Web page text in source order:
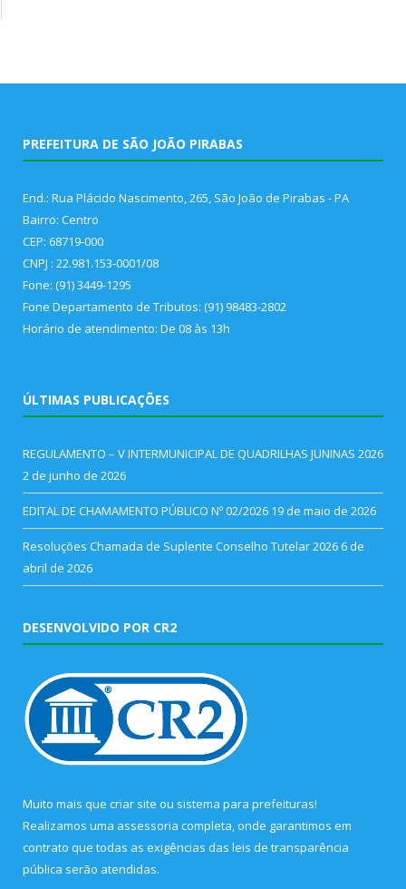
PREFEITURA DE SÃO JOÃO PIRABAS
End.: Rua Plácido Nascimento, 265, São João de Pirabas - PA
Bairro: Centro
CEP: 68719-000
CNPJ : 22.981.153-0001/08
Fone: (91) 3449-1295
Fone Departamento de Tributos: (91) 98483-2802
Horário de atendimento: De 08 às 13h
ÚLTIMAS PUBLICAÇÕES
REGULAMENTO – V INTERMUNICIPAL DE QUADRILHAS JUNINAS 2026
2 de junho de 2026
EDITAL DE CHAMAMENTO PÚBLICO Nº 02/2026 19 de maio de 2026
Resoluções Chamada de Suplente Conselho Tutelar 2026 6 de
abril de 2026
DESENVOLVIDO POR CR2
Muito mais que criar site ou sistema para prefeituras!
Realizamos uma assessoria completa, onde garantimos em
contrato que todas as exigências das leis de transparência
pública serão atendidas.